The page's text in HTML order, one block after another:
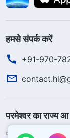
हमसे संपर्क करें
+91-970-
परमेश्वर का राज्य आ
परमेश्वर का राज्य पृथ्वी